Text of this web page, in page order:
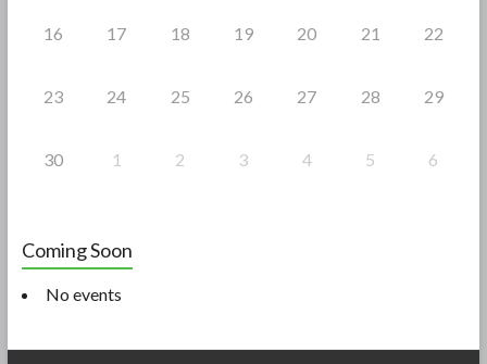
16 17 18 19 20 21 22
23 24 25 26 27 28 29
30 1 2 3 4 5 6
Coming Soon
No events